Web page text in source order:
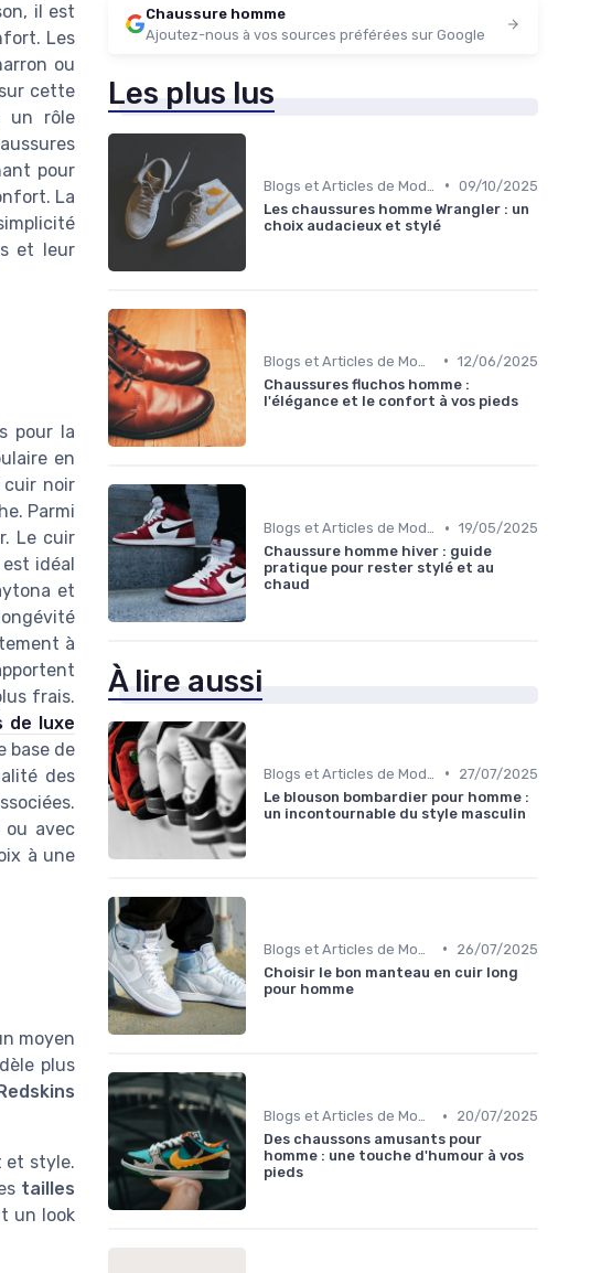
il est
Les
ou
cette
un rôle
pour
La
et leur
pour la
en
cuir noir
Parmi
Le cuir
idéal
et
à
frais.
de luxe
base de
des
avec
à une
moyen
plus
et style.
tailles
un look
Chaussure homme
Ajoutez-nous à vos sources préférées sur Google
Les plus lus
• 09/10/2025
Les chaussures homme Wrangler : un
choix audacieux et stylé
• 12/06/2025
Chaussures fluchos homme :
l'élégance et le confort à vos pieds
Blogs et Articles de Mode • 19/05/2025
Chaussure homme hiver : guide
pratique pour rester stylé et au
chaud
À lire aussi
•
27/07/2025
Le blouson bombardier pour homme :
un incontournable du style masculin
•
26/07/2025
Choisir le bon manteau en cuir long
pour homme
Blogs et Articles de Mode •
20/07/2025
Des chaussons amusants pour
homme : une touche d'humour à vos
pieds